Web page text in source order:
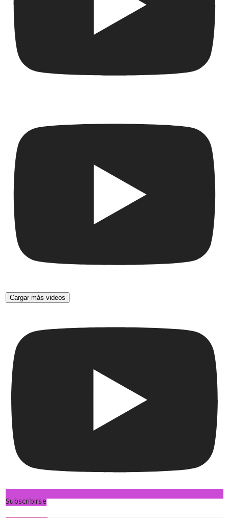
Cargar más videos
Subscribirse